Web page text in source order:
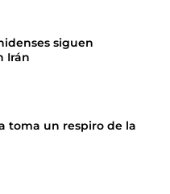
siguen
Irán
toma un respiro de la